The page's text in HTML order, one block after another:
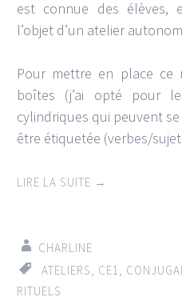
est connue des élèves,
l’objet d’un atelier
Pour mettre en place
boîtes (j’ai opté pour
cylindriques qui peuvent
être étiquetée (verbes/
LIRE LA SUITE →
CHARLINE
ATELIERS, CE1,
RITUELS